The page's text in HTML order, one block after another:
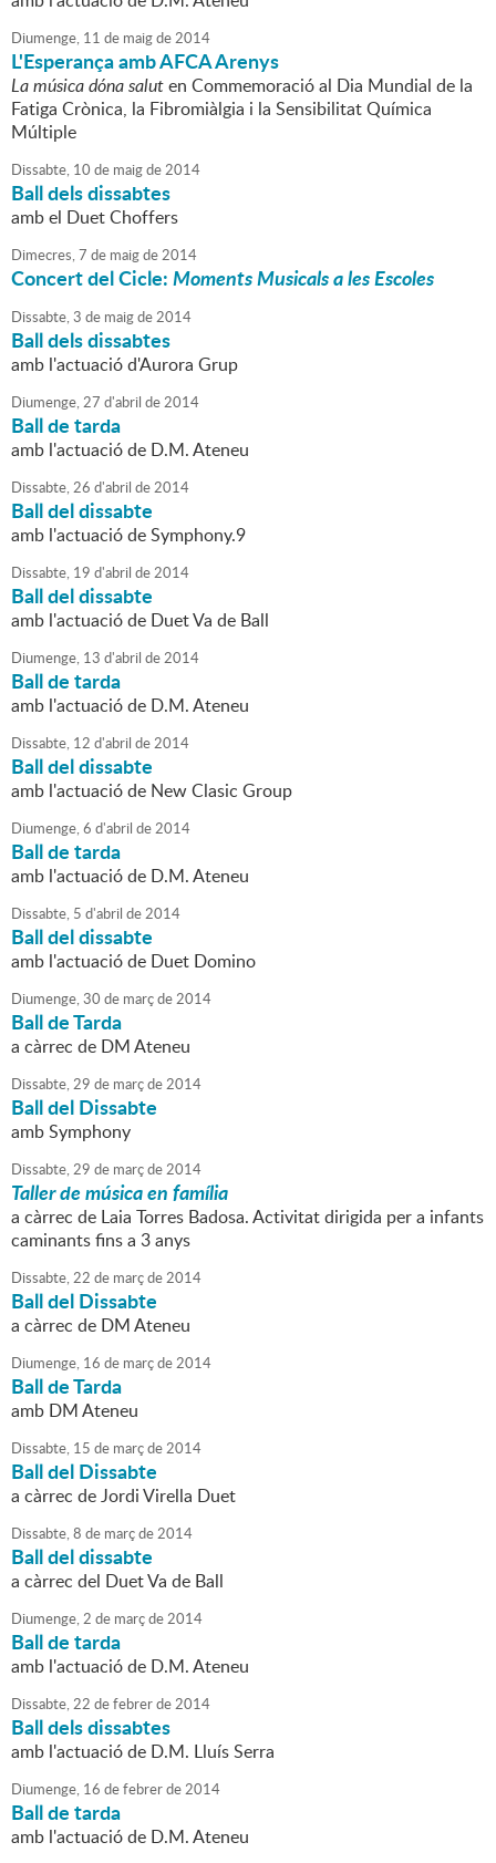
Diumenge, 11 de maigde2014
L'Esperança amb AFCA Arenys
La música dóna saluten Commemoració al Dia Mundial de la
Fatiga Crònica, la Fibromiàlgia i la Sensibilitat Química
Múltiple
Dissabte, 10 de maigde2014
Ball dels dissabtes
amb el Duet Choffers
Dimecres,7 de maigde2014
Concert del Cicle:Moments Musicals a les Escoles
Dissabte,3 de maigde2014
Ball dels dissabtes
amb l'actuació d'Aurora Grup
Diumenge,27 d'abril de2014
Ball de tarda
amb l'actuació de D.M. Ateneu
Dissabte,26 d'abril de2014
Ball del dissabte
amb l'actuació de Symphony.9
Dissabte, 19 d'abril de2014
Ball del dissabte
amb l'actuació de Duet Va de Ball
Diumenge, 13 d'abril de2014
Ball de tarda
amb l'actuació de D.M. Ateneu
Dissabte, 12 d'abril de2014
Ball del dissabte
amb l'actuació de New Clasic Group
Diumenge,6 d'abril de2014
Ball de tarda
amb l'actuació de D.M. Ateneu
Dissabte, 5 d'abril de2014
Ball del dissabte
amb l'actuació de Duet Domino
Diumenge,30 de marçde2014
Ball de Tarda
a càrrec de DM Ateneu
Dissabte,29 de marçde2014
Ball del Dissabte
amb Symphony
Dissabte,29 de marçde2014
Taller de música en família
a càrrec de Laia Torres Badosa. Activitat dirigida per a infants
caminants fins a 3 anys
Dissabte,22 de marçde2014
Ball del Dissabte
a càrrec de DM Ateneu
Diumenge, 16 de marçde2014
Ball de Tarda
amb DM Ateneu
Dissabte, 15 de marçde2014
Ball del Dissabte
a càrrec de Jordi Virella Duet
Dissabte,8 de marçde2014
Ball del dissabte
a càrrec del Duet Va de Ball
Diumenge,2 de marçde2014
Ball de tarda
amb l'actuació de D.M. Ateneu
Dissabte,22 defebrerde2014
Ball dels dissabtes
amb l'actuació de D.M. Lluís Serra
Diumenge, 16 defebrerde2014
Ball de tarda
amb l'actuació de D.M. Ateneu